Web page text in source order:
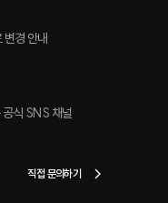
변경 안내
식 SNS 채널
직접 문의하기